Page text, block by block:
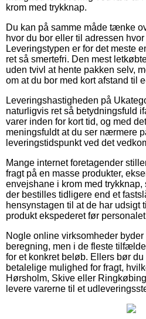
krom med trykknap.
Du kan på samme måde tænke
hvor du bor eller til adressen
Leveringstypen er for det meste
ret så smertefri. Den mest
uden tvivl at hente pakken selv,
om at du bor med kort afstand til
Leveringshastigheden på
naturligvis ret så betydningsfuld
varer inden for kort tid, og med
meningsfuldt at du ser nærmere
leveringstidspunkt ved det
Mange internet foretagender
fragt på en masse produkter,
envejshane i krom med
der bestilles tidligere end et
hensynstagen til at de har udsigt
produkt ekspederet før
Nogle online virksomheder
beregning, men i de fleste
for et konkret beløb. Ellers bør
betalelige mulighed for fragt,
Hørsholm, Skive eller
levere varerne til et